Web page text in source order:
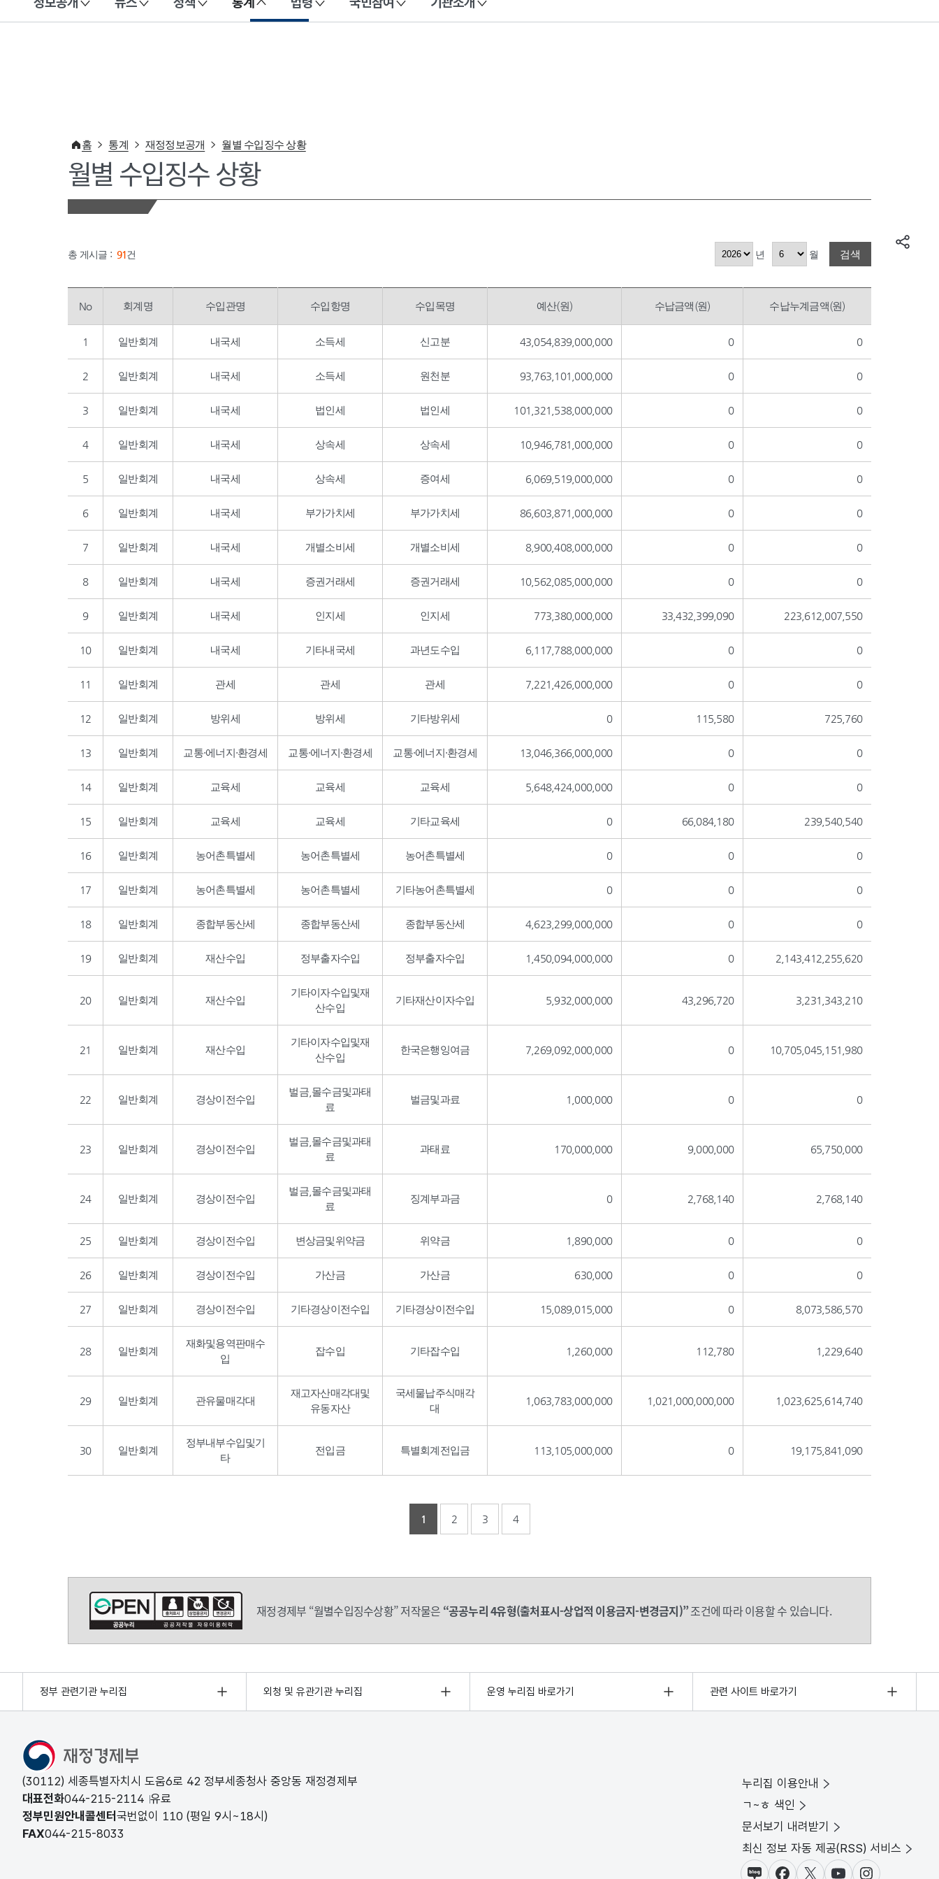
이 누리집은 대한민국 공식 전자정부 누리집입니다.
홈 통계 재정정보공개 월별 수입징수 상황
월별 수입징수 상황
총 게시글 : 91건 년 월 검색
No 회계명 수입관명 수입항명 수입목명 예산(원) 수납금액(원) 수납누계금액(원)
1 일반회계 내국세 소득세 신고분 43,054,839,000,000 0 0
2 일반회계 내국세 소득세 원천분 93,763,101,000,000 0 0
3 일반회계 내국세 법인세 법인세 101,321,538,000,000 0 0
4 일반회계 내국세 상속세 상속세 10,946,781,000,000 0 0
5 일반회계 내국세 상속세 증여세 6,069,519,000,000 0 0
6 일반회계 내국세 부가가치세 부가가치세 86,603,871,000,000 0 0
7 일반회계 내국세 개별소비세 개별소비세 8,900,408,000,000 0 0
8 일반회계 내국세 증권거래세 증권거래세 10,562,085,000,000 0 0
9 일반회계 내국세 인지세 인지세 773,380,000,000 33,432,399,090 223,612,007,550
10 일반회계 내국세 기타내국세 과년도수입 6,117,788,000,000 0 0
11 일반회계 관세 관세 관세 7,221,426,000,000 0 0
12 일반회계 방위세 방위세 기타방위세 0 115,580 725,760
13 일반회계 교통·에너지·환경세 교통·에너지·환경세 교통·에너지·환경세 13,046,366,000,000 0 0
14 일반회계 교육세 교육세 교육세 5,648,424,000,000 0 0
15 일반회계 교육세 교육세 기타교육세 0 66,084,180 239,540,540
16 일반회계 농어촌특별세 농어촌특별세 농어촌특별세 0 0 0
17 일반회계 농어촌특별세 농어촌특별세 기타농어촌특별세 0 0 0
18 일반회계 종합부동산세 종합부동산세 종합부동산세 4,623,299,000,000 0 0
19 일반회계 재산수입 정부출자수입 정부출자수입 1,450,094,000,000 0 2,143,412,255,620
20 일반회계 재산수입
기타이자수입및재
산수입
기타재산이자수입 5,932,000,000 43,296,720 3,231,343,210
21 일반회계 재산수입
기타이자수입및재
산수입
한국은행잉여금 7,269,092,000,000 0 10,705,045,151,980
22 일반회계 경상이전수입
벌금,몰수금및과태
료
벌금및과료 1,000,000 0 0
23 일반회계 경상이전수입
벌금,몰수금및과태
료
과태료 170,000,000 9,000,000 65,750,000
24 일반회계 경상이전수입
벌금,몰수금및과태
료
징계부과금 0 2,768,140 2,768,140
25 일반회계 경상이전수입 변상금및위약금 위약금 1,890,000 0 0
26 일반회계 경상이전수입 가산금 가산금 630,000 0 0
27 일반회계 경상이전수입 기타경상이전수입 기타경상이전수입 15,089,015,000 0 8,073,586,570
28 일반회계
재화및용역판매수
입
잡수입 기타잡수입 1,260,000 112,780 1,229,640
29 일반회계 관유물매각대
재고자산매각대및
유동자산
국세물납주식매각
대
1,063,783,000,000 1,021,000,000,000 1,023,625,614,740
30 일반회계
정부내부수입및기
타
전입금 특별회계전입금 113,105,000,000 0 19,175,841,090
1 2 3 4
재정경제부 “월별수입징수상황” 저작물은 “공공누리 4유형(출처표시-상업적 이용금지-변경금지)”조건에 따라 이용할 수 있습니다.
정부 관련기관 누리집 외청 및 유관기관 누리집 운영 누리집 바로가기 관련 사이트 바로가기
(30112) 세종특별자치시 도움6로 42 정부세종청사 중앙동 재정경제부
대표전화044-215-2114 유료
정부민원안내콜센터 국번없이 110 (평일 9시~18시)
FAX044-215-8033
누리집 이용안내
ㄱ~ㅎ 색인
문서보기 내려받기
최신 정보 자동 제공(RSS) 서비스
블로그페이스북X(트위터)
유튜브인스타그램